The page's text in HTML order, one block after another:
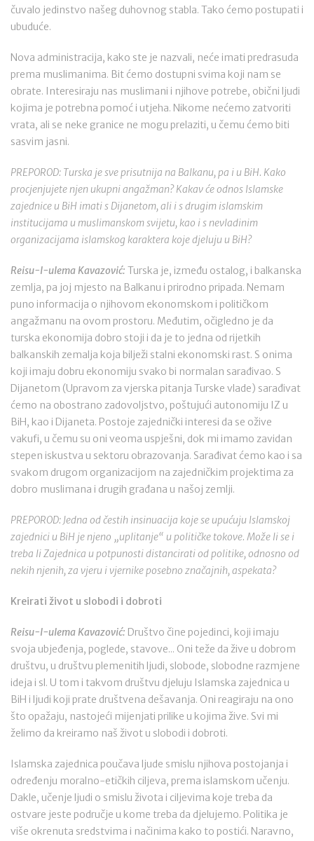
čuvalo jedinstvo našeg duhovnog stabla. Tako ćemo postupati i
ubuduće.
Nova administracija, kako ste je nazvali, neće imati predrasuda
prema muslimanima. Bit ćemo dostupni svima koji nam se
obrate. Interesiraju nas muslimani i njihove potrebe, obični ljudi
kojima je potrebna pomoć i utjeha. Nikome nećemo zatvoriti
vrata, ali se neke granice ne mogu prelaziti, u čemu ćemo biti
sasvim jasni.
PREPOROD: Turska je sve prisutnija na Balkanu, pa i u BiH. Kako
procjenjujete njen ukupni angažman? Kakav će odnos Islamske
zajednice u BiH imati s Dijanetom, ali i s drugim islamskim
institucijama u muslimanskom svijetu, kao i s nevladinim
organizacijama islamskog karaktera koje djeluju u BiH?
Reisu-l-ulema Kavazović: Turska je, između ostalog, i balkanska
zemlja, pa joj mjesto na Balkanu i prirodno pripada. Nemam
puno informacija o njihovom ekonomskom i političkom
angažmanu na ovom prostoru. Međutim, očigledno je da
turska ekonomija dobro stoji i da je to jedna od rijetkih
balkanskih zemalja koja bilježi stalni ekonomski rast. S onima
koji imaju dobru ekonomiju svako bi normalan sarađivao. S
Dijanetom (Upravom za vjerska pitanja Turske vlade) sarađivat
ćemo na obostrano zadovoljstvo, poštujući autonomiju IZ u
BiH, kao i Dijaneta. Postoje zajednički interesi da se ožive
vakufi, u čemu su oni veoma uspješni, dok mi imamo zavidan
stepen iskustva u sektoru obrazovanja. Sarađivat ćemo kao i sa
svakom drugom organizacijom na zajedničkim projektima za
dobro muslimana i drugih građana u našoj zemlji.
PREPOROD: Jedna od čestih insinuacija koje se upućuju Islamskoj
zajednici u BiH je njeno „uplitanje“ u političke tokove. Može li se i
treba li Zajednica u potpunosti distancirati od politike, odnosno od
nekih njenih, za vjeru i vjernike posebno značajnih, aspekata?
Kreirati život u slobodi i dobroti
Reisu-l-ulema Kavazović: Društvo čine pojedinci, koji imaju
svoja ubjeđenja, poglede, stavove... Oni teže da žive u dobrom
društvu, u društvu plemenitih ljudi, slobode, slobodne razmjene
ideja i sl. U tom i takvom društvu djeluju Islamska zajednica u
BiH i ljudi koji prate društvena dešavanja. Oni reagiraju na ono
što opažaju, nastojeći mijenjati prilike u kojima žive. Svi mi
želimo da kreiramo naš život u slobodi i dobroti.
Islamska zajednica poučava ljude smislu njihova postojanja i
određenju moralno-etičkih ciljeva, prema islamskom učenju.
Dakle, učenje ljudi o smislu života i ciljevima koje treba da
ostvare jeste područje u kome treba da djelujemo. Politika je
više okrenuta sredstvima i načinima kako to postići. Naravno,